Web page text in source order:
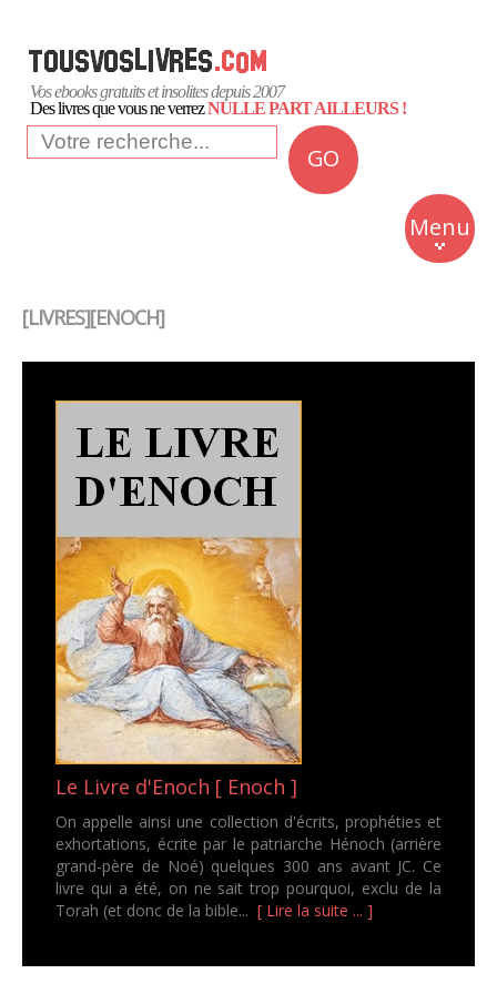
Vos ebooks gratuits et insolites depuis 2007
Des livres que vous ne verrezNULLE PART AILLEURS !
GO
Menu
Insolite
Business
[LIVRES][ENOCH]
Le Livre d'Enoch [ Enoch ]
On appelle ainsi une collection d'écrits, prophéties et
exhortations, écrite par le patriarche Hénoch (arrière
grand-père de Noé) quelques 300 ans avant JC. Ce
livre qui a été, on ne sait trop pourquoi, exclu de la
Torah (et donc de la bible... [ Lire la suite ... ]